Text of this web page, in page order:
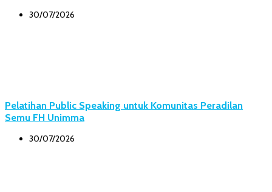
30/07/2026
Pelatihan Public Speaking untuk Komunitas Peradilan
Semu FH Unimma
30/07/2026